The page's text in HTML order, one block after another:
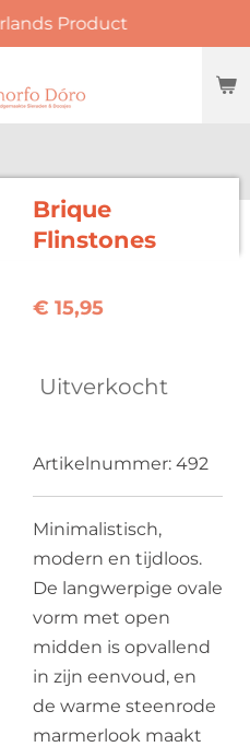
Product
Brique
Flinstones
€ 15,95
Uitverkocht
Artikelnummer: 492
Minimalistisch,
modern en tijdloos.
De langwerpige ovale
vorm met open
midden is opvallend
in zijn eenvoud, en
de warme steenrode
marmerlook maakt